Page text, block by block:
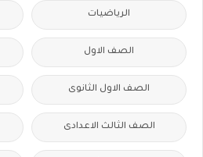
الرياضيات
الصف الاول
الصف الاول الثانوى
الصف الثالث الاعدادى